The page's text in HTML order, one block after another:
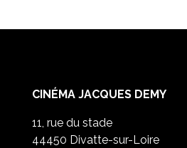
CINÉMA JACQUES DEMY
11, rue du stade
44450 Divatte-sur-Loire